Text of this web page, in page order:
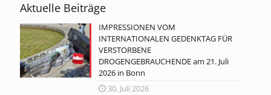
Aktuelle Beiträge
IMPRESSIONEN VOM
INTERNATIONALEN GEDENKTAG FÜR
VERSTORBENE
DROGENGEBRAUCHENDE am 21. Juli
2026 in Bonn
30. Juli 2026